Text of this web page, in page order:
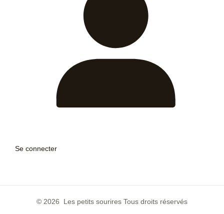
Se connecter
© 2026 Les petits sourires Tous droits réservés